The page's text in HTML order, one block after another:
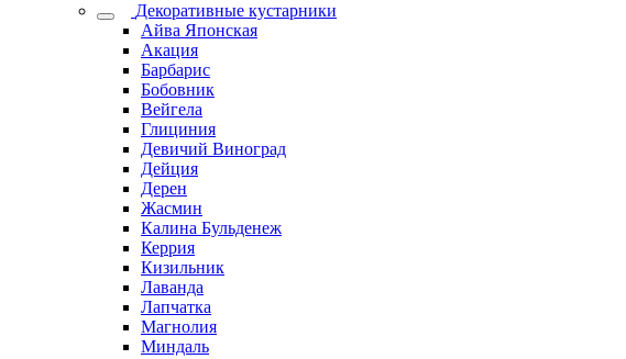
Декоративные кустарники
Айва Японская
Акация
Барбарис
Бобовник
Вейгела
Глициния
Девичий Виноград
Дейция
Дерен
Жасмин
Калина Бульденеж
Керрия
Кизильник
Лаванда
Лапчатка
Магнолия
Миндаль